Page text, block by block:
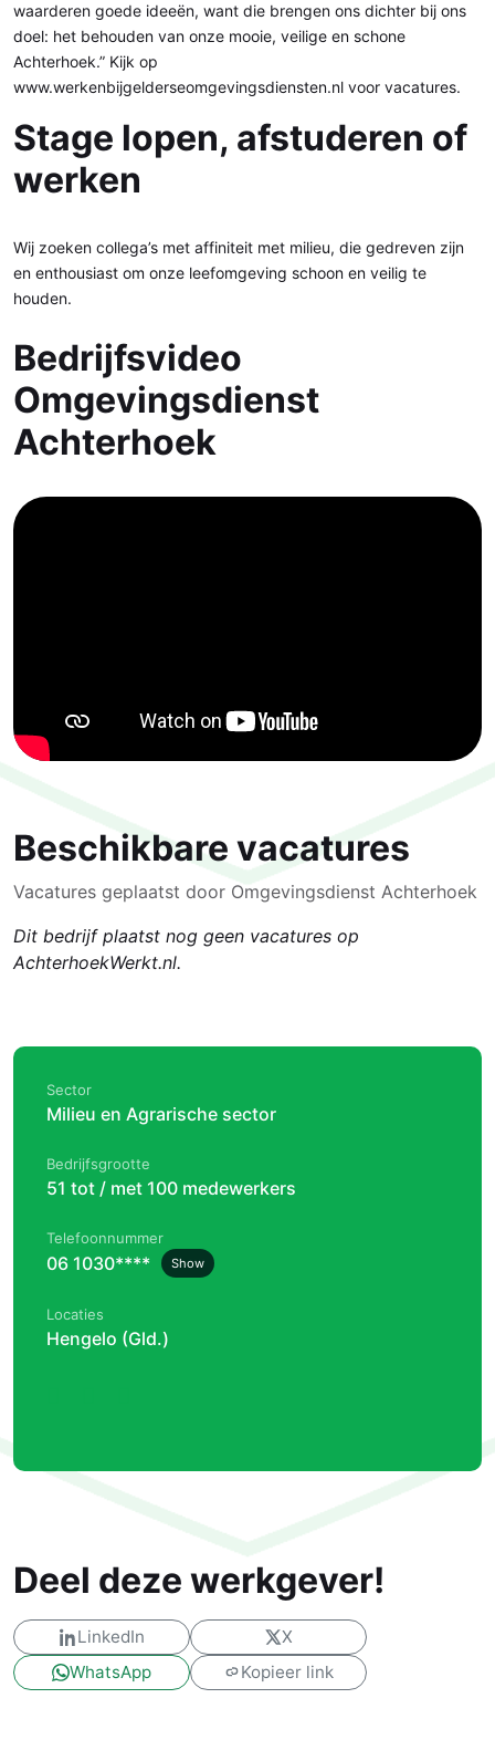
waarderen goede ideeën, want die brengen ons dichter bij ons
doel: het behouden van onze mooie, veilige en schone
Achterhoek.” Kijk op
www.werkenbijgelderseomgevingsdiensten.nl voor vacatures.
Stage lopen, afstuderen of
werken
Wij zoeken collega’s met affiniteit met milieu, die gedreven zijn
en enthousiast om onze leefomgeving schoon en veilig te
houden.
Bedrijfsvideo
Omgevingsdienst
Achterhoek
Beschikbare vacatures
Vacatures geplaatst door Omgevingsdienst Achterhoek
Dit bedrijf plaatst nog geen vacatures op
AchterhoekWerkt.nl.
Sector
Milieu en Agrarische sector
Bedrijfsgrootte
51 tot / met 100 medewerkers
Telefoonnummer
06 1030**** Show
Locaties
Hengelo (Gld.)
Deel deze werkgever!
LinkedIn
X
WhatsApp
Kopieer link